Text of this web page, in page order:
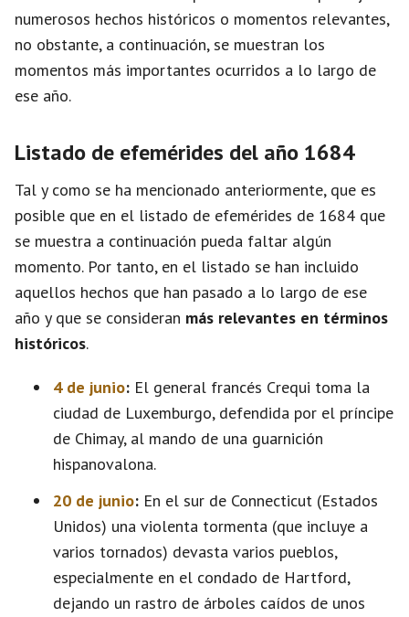
numerosos hechos históricos o momentos relevantes,
no obstante, a continuación, se muestran los
momentos más importantes ocurridos a lo largo de
ese año.
Listado de efemérides del año 1684
Tal y como se ha mencionado anteriormente, que es
posible que en el listado de efemérides de 1684 que
se muestra a continuación pueda faltar algún
momento. Por tanto, en el listado se han incluido
aquellos hechos que han pasado a lo largo de ese
año y que se consideran más relevantes en términos
históricos.
4 de junio: El general francés Crequi toma la
ciudad de Luxemburgo, defendida por el príncipe
de Chimay, al mando de una guarnición
hispanovalona.
20 de junio: En el sur de Connecticut (Estados
Unidos) una violenta tormenta (que incluye a
varios tornados) devasta varios pueblos,
especialmente en el condado de Hartford,
dejando un rastro de árboles caídos de unos